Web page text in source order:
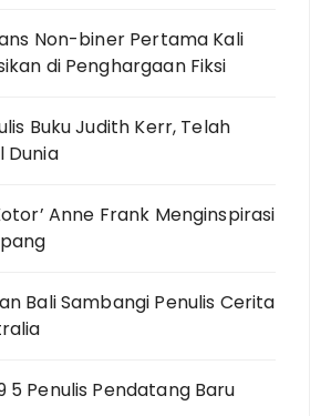
Non-biner Pertama Kali
di Penghargaan Fiksi
Buku Judith Kerr, Telah
Dunia
Anne Frank Menginspirasi
Bali Sambangi Penulis Cerita
5 Penulis Pendatang Baru